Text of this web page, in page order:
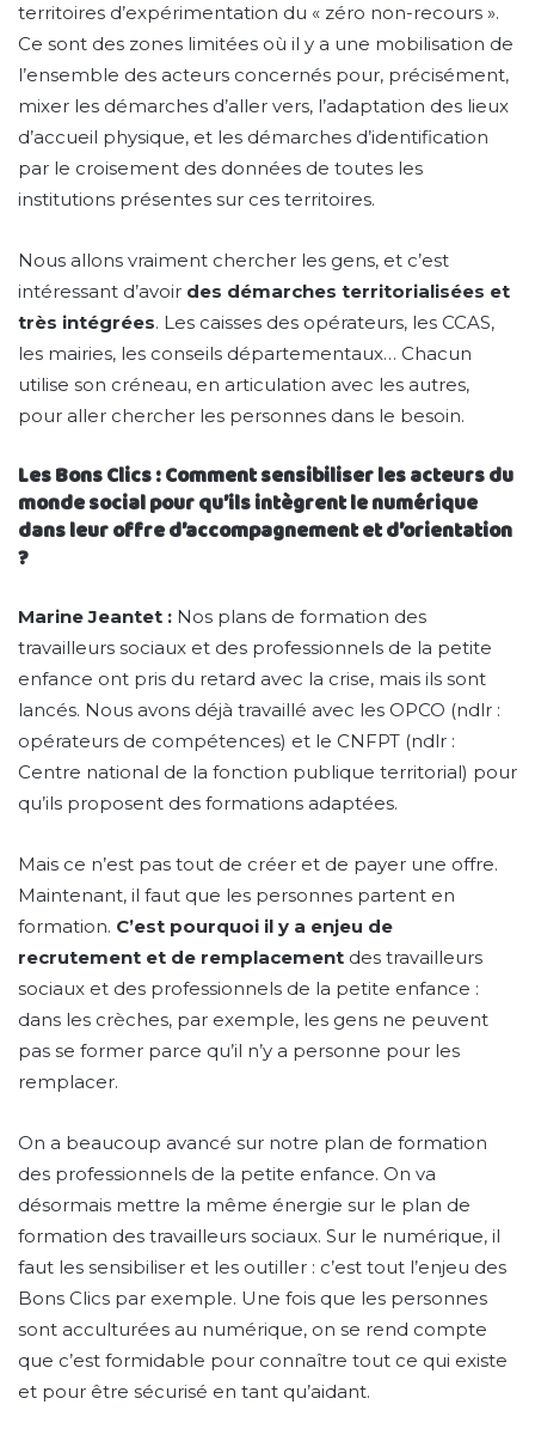
territoires d’expérimentation du « zéro non-recours ».
Ce sont des zones limitées où il y a une mobilisation de
l’ensemble des acteurs concernés pour, précisément,
mixer les démarches d’aller vers, l’adaptation des lieux
d’accueil physique, et les démarches d’identification
par le croisement des données de toutes les
institutions présentes sur ces territoires.
Nous allons vraiment chercher les gens, et c’est
intéressant d’avoir des démarches territorialisées et
très intégrées. Les caisses des opérateurs, les CCAS,
les mairies, les conseils départementaux… Chacun
utilise son créneau, en articulation avec les autres,
pour aller chercher les personnes dans le besoin.
Les Bons Clics : Comment sensibiliser les acteurs du
monde social pour qu’ils intègrent le numérique
dans leur offre d’accompagnement et d’orientation
?
Marine Jeantet : Nos plans de formation des
travailleurs sociaux et des professionnels de la petite
enfance ont pris du retard avec la crise, mais ils sont
lancés. Nous avons déjà travaillé avec les OPCO (ndlr :
opérateurs de compétences) et le CNFPT (ndlr :
Centre national de la fonction publique territorial) pour
qu’ils proposent des formations adaptées.
Mais ce n’est pas tout de créer et de payer une offre.
Maintenant, il faut que les personnes partent en
formation. C’est pourquoi il y a enjeu de
recrutement et de remplacement des travailleurs
sociaux et des professionnels de la petite enfance :
dans les crèches, par exemple, les gens ne peuvent
pas se former parce qu’il n’y a personne pour les
remplacer.
On a beaucoup avancé sur notre plan de formation
des professionnels de la petite enfance. On va
désormais mettre la même énergie sur le plan de
formation des travailleurs sociaux. Sur le numérique, il
faut les sensibiliser et les outiller : c’est tout l’enjeu des
Bons Clics par exemple. Une fois que les personnes
sont acculturées au numérique, on se rend compte
que c’est formidable pour connaître tout ce qui existe
et pour être sécurisé en tant qu’aidant.